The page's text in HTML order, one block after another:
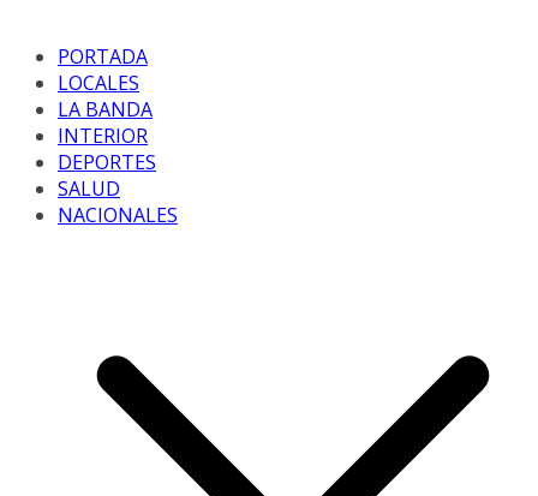
PORTADA
LOCALES
LA BANDA
INTERIOR
DEPORTES
SALUD
NACIONALES